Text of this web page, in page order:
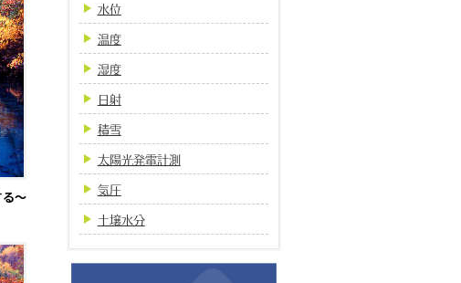
～
水位
温度
湿度
日射
積雪
太陽光発電計測
気圧
土壌水分